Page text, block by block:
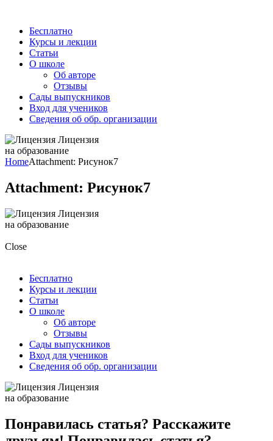
Бесплатно
Курсы и лекции
Статьи
О школе
Об авторе
Отзывы
Сады выпускников
Вход для учеников
Сведения об обр. организации
Лицензия
на образование
HomeAttachment: Рисунок7
Attachment: Рисунок7
Лицензия
на образование
Close
Бесплатно
Курсы и лекции
Статьи
О школе
Об авторе
Отзывы
Сады выпускников
Вход для учеников
Сведения об обр. организации
Лицензия
на образование
Понравилась статья? Расскажите